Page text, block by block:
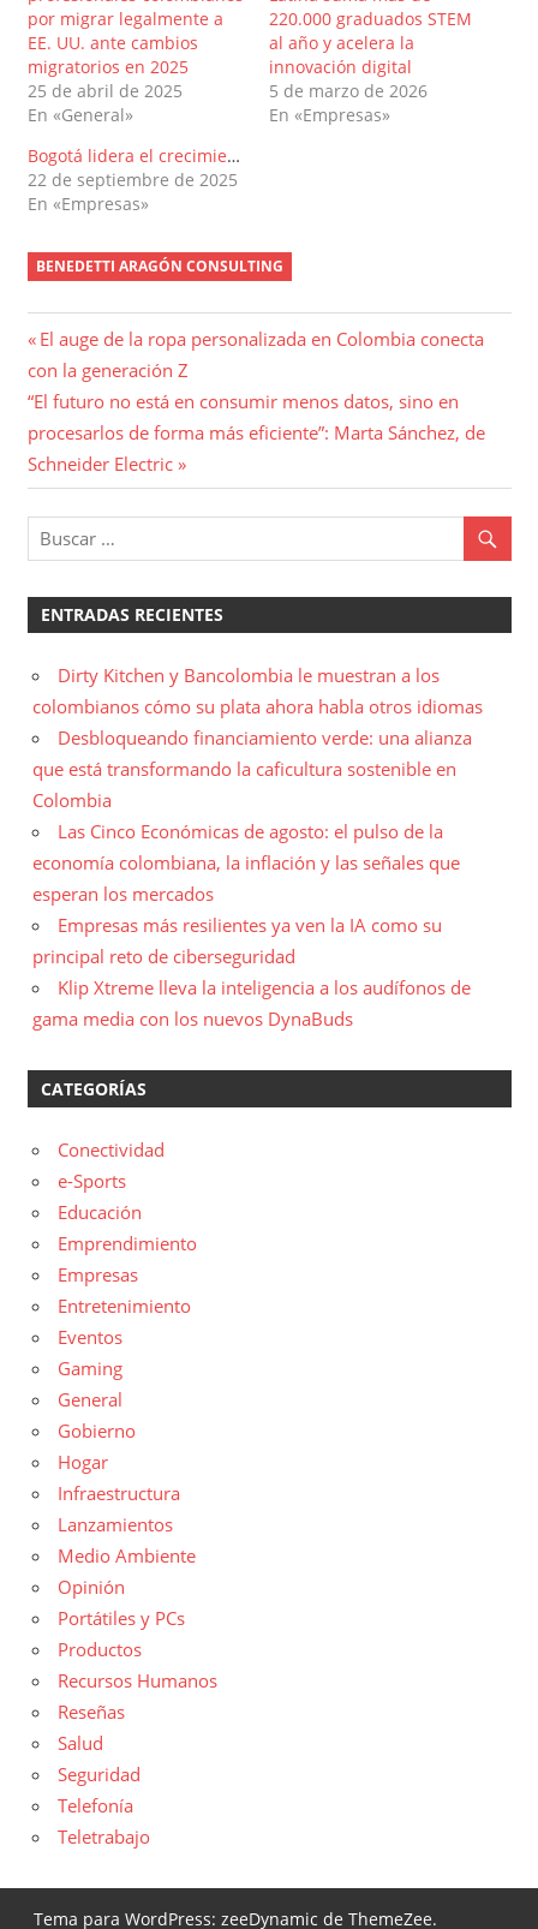
por migrar legalmente a
EE. UU. ante cambios
migratorios en 2025
25 de abril de 2025
En «General»
220.000 graduados STEM
al año y acelera la
innovación digital
5 de marzo de 2026
En «Empresas»
Bogotá lidera el crecimiento del talento tecnológico en América Latina
22 de septiembre de 2025
En «Empresas»
BENEDETTI ARAGÓN CONSULTING
Navegación
de
entradas
Entrada
anterior:
El auge de la ropa personalizada en Colombia conecta
con la generación Z
Entrada
siguiente:
“El futuro no está en consumir menos datos, sino en
procesarlos de forma más eficiente”: Marta Sánchez, de
Schneider Electric
ENTRADAS RECIENTES
Dirty Kitchen y Bancolombia le muestran a los
colombianos cómo su plata ahora habla otros idiomas
Desbloqueando financiamiento verde: una alianza
que está transformando la caficultura sostenible en
Colombia
Las Cinco Económicas de agosto: el pulso de la
economía colombiana, la inflación y las señales que
esperan los mercados
Empresas más resilientes ya ven la IA como su
principal reto de ciberseguridad
Klip Xtreme lleva la inteligencia a los audífonos de
gama media con los nuevos DynaBuds
CATEGORÍAS
Conectividad
e-Sports
Educación
Emprendimiento
Empresas
Entretenimiento
Eventos
Gaming
General
Gobierno
Hogar
Infraestructura
Lanzamientos
Medio Ambiente
Opinión
Portátiles y PCs
Productos
Recursos Humanos
Reseñas
Salud
Seguridad
Telefonía
Teletrabajo
Tema para WordPress: zeeDynamic de ThemeZee.